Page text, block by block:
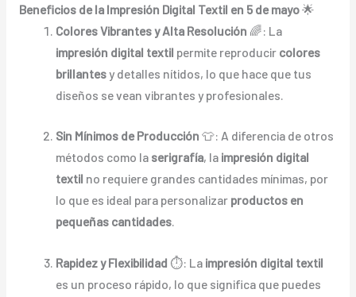
Beneficios de la Impresión Digital Textil en 5 de mayo🌟
Colores Vibrantes y Alta Resolución 🌈: La
impresión digital textil permite reproducir colores
brillantesy detalles nítidos, lo que hace que tus
diseños se vean vibrantes y profesionales.
Sin Mínimos de Producción 👕: A diferencia de otros
métodos como la serigrafía, la impresión digital
textil no requiere grandes cantidades mínimas, por
lo que es ideal para personalizar productos en
pequeñas cantidades.
Rapidez y Flexibilidad ⏱️: La impresión digital textil
es un proceso rápido, lo que significa que puedes